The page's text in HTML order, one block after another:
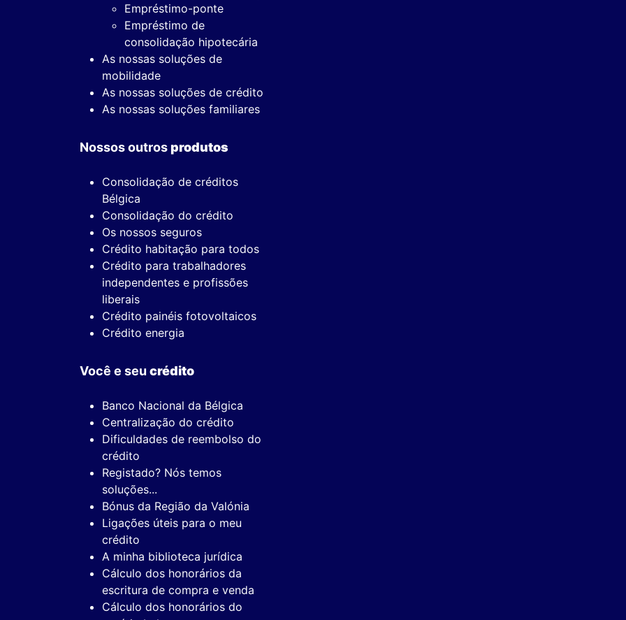
Empréstimo-ponte
Empréstimo de
consolidação hipotecária
As nossas soluções de
mobilidade
As nossas soluções de crédito
As nossas soluções familiares
Nossos outrosprodutos
Consolidação de créditos
Bélgica
Consolidação do crédito
Os nossos seguros
Crédito habitação para todos
Crédito para trabalhadores
independentes e profissões
liberais
Crédito painéis fotovoltaicos
Crédito energia
Você e seu crédito
Banco Nacional da Bélgica
Centralização do crédito
Dificuldades de reembolso do
crédito
Registado? Nós temos
soluções...
Bónus da Região da Valónia
Ligações úteis para o meu
crédito
A minha biblioteca jurídica
Cálculo dos honorários da
escritura de compra e venda
Cálculo dos honorários do